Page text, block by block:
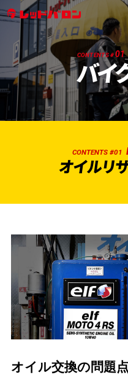
CONTENTS #01
バイ
CONTENTS #01
オイルリ
オイル交換の問題